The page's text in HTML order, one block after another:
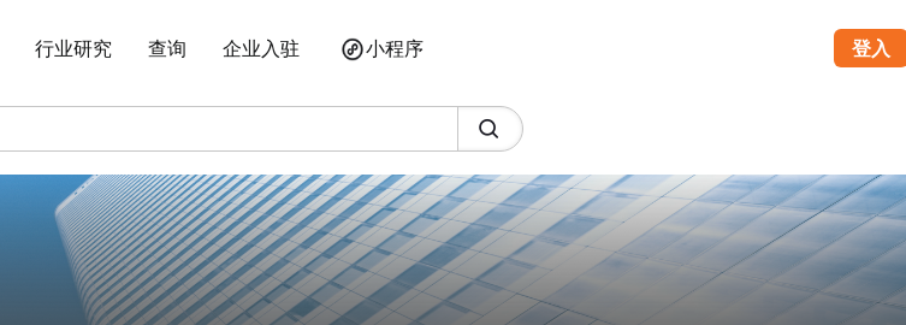
行业研究 查询 企业入驻 小程序 登入